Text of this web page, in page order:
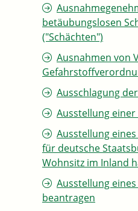
betäubungslosen
("Schächten")
Ausnahmen von
Ausschlagung
Ausstellung
Ausstellung
für deutsche
Wohnsitz im Inland
Ausstellung
beantragen